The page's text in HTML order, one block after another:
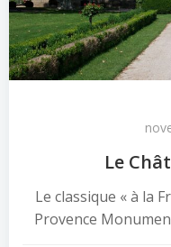
Le
Le classique « à la
Provence